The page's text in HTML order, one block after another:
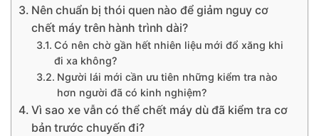
Nên chuẩn bị thói quen nào để giảm nguy cơ
chết máy trên hành trình dài?
Có nên chờ gần hết nhiên liệu mới đổ xăng khi
đi xa không?
Người lái mới cần ưu tiên những kiểm tra nào
hơn người đã có kinh nghiệm?
Vì sao xe vẫn có thể chết máy dù đã kiểm tra cơ
bản trước chuyến đi?